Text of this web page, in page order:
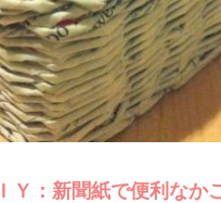
Ｙ：新聞紙で便利なか